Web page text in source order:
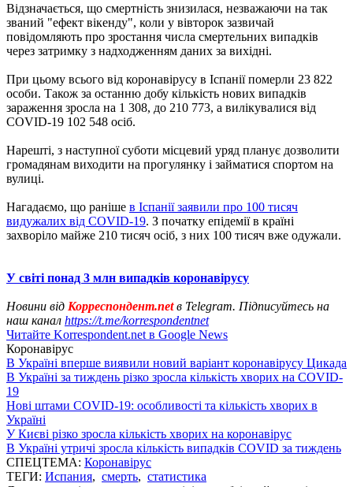
Відзначається, що смертність знизилася, незважаючи на так
званий "ефект вікенду", коли у вівторок зазвичай
повідомляють про зростання числа смертельних випадків
через затримку з надходженням даних за вихідні.
При цьому всього від коронавірусу в Іспанії померли 23 822
особи. Також за останню добу кількість нових випадків
зараження зросла на 1 308, до 210 773, а вилікувалися від
COVID-19 102 548 осіб.
Нарешті, з наступної суботи місцевий уряд планує дозволити
громадянам виходити на прогулянку і займатися спортом на
вулиці.
Нагадаємо, що раніше в Іспанії заявили про 100 тисяч
видужалих від COVID-19. З початку епідемії в країні
захворіло майже 210 тисяч осіб, з них 100 тисяч вже одужали.
У світі понад 3 млн випадків коронавірусу
Новини від Корреспондент.netв Telegram. Підписуйтесь на
наш канал https://t.me/korrespondentnet
Читайте Korrespondent.net в Google News
Коронавірус
В Україні вперше виявили новий варіант коронавірусу Цикада
В Україні за тиждень різко зросла кількість хворих на COVID-
19
Нові штами COVID-19: особливості та кількість хворих в
Україні
У Києві різко зросла кількість хворих на коронавірус
В Україні утричі зросла кількість випадків COVID за тиждень
СПЕЦТЕМА: Коронавірус
ТЕГИ: Испания, смерть, статистика